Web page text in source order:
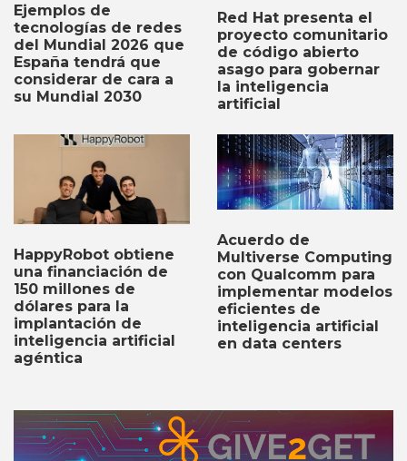
Ejemplos de
tecnologías de redes
del Mundial 2026 que
España tendrá que
considerar de cara a
su Mundial 2030
Red Hat presenta el
proyecto comunitario
de código abierto
asago para gobernar
la inteligencia
artificial
HappyRobot obtiene
una financiación de
150 millones de
dólares para la
implantación de
inteligencia artificial
agéntica
Acuerdo de
Multiverse Computing
con Qualcomm para
implementar modelos
eficientes de
inteligencia artificial
en data centers